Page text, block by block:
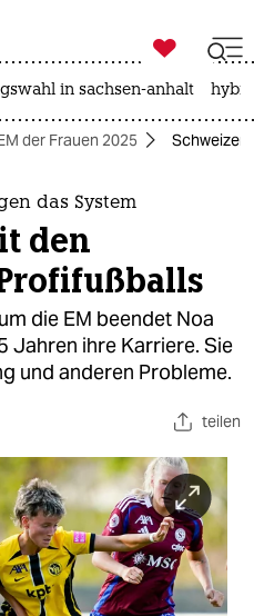
ich

taz zahl ich
in sachsen-anhalt
der Frauen 2025 Schweizer
das System
den
die EM beendet Noa
Jahren ihre Karriere. Sie
und anderen Probleme.
teilen